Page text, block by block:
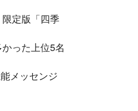
定版「四季
った上位5名
メッセンジ